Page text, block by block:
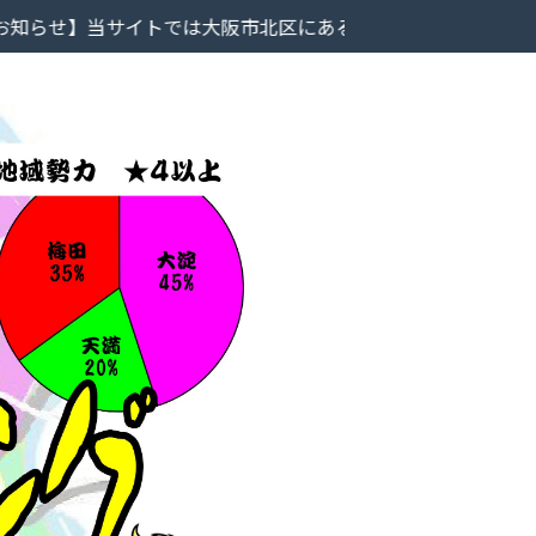
では大阪市北区にあるラーメン屋のレビューを掲載してい